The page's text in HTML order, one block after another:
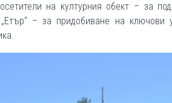
на културния обект – за
– за придобиване на ключови